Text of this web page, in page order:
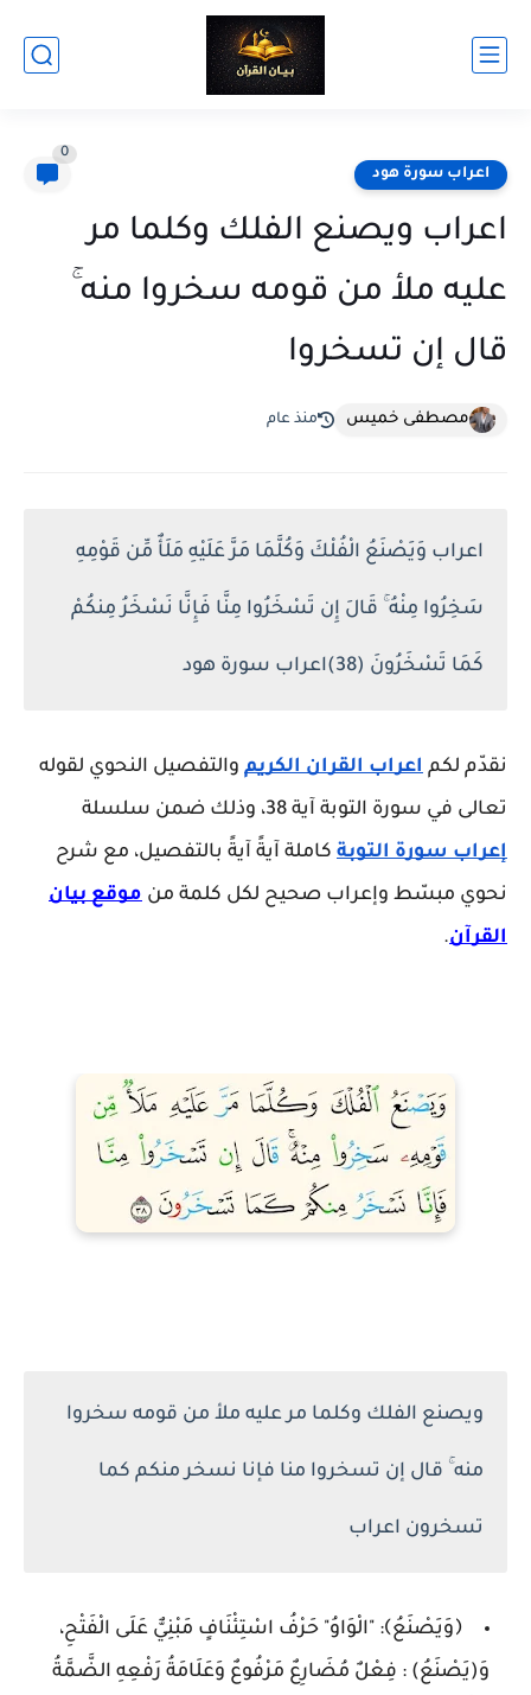
اعراب سورة هود
0
اعراب ويصنع الفلك وكلما مر
عليه ملأ من قومه سخروا منه ۚ
قال إن تسخروا
مصطفى خميس منذ عام
اعراب وَيَصْنَعُ الْفُلْكَ وَكُلَّمَا مَرَّ عَلَيْهِ مَلَأٌ مِّن قَوْمِهِ
سَخِرُوا مِنْهُ ۚ قَالَ إِن تَسْخَرُوا مِنَّا فَإِنَّا نَسْخَرُ مِنكُمْ
كَمَا تَسْخَرُونَ (38)اعراب سورة هود
نقدّم لكم اعراب القران الكريم والتفصيل النحوي لقوله
تعالى في سورة التوبة آية 38، وذلك ضمن سلسلة
إعراب سورة التوبة كاملة آيةً آيةً بالتفصيل، مع شرح
نحوي مبسّط وإعراب صحيح لكل كلمة من موقع بيان
القرآن.
ويصنع الفلك وكلما مر عليه ملأ من قومه سخروا
منه ۚ قال إن تسخروا منا فإنا نسخر منكم كما
تسخرون اعراب
﴿وَيَصْنَعُ﴾: "الْوَاوُ" حَرْفُ اسْتِئْنَافٍ مَبْنِيٌّ عَلَى الْفَتْحِ،
وَ(يَصْنَعُ) : فِعْلٌ مُضَارِعٌ مَرْفُوعٌ وَعَلَامَةُ رَفْعِهِ الضَّمَّةُ